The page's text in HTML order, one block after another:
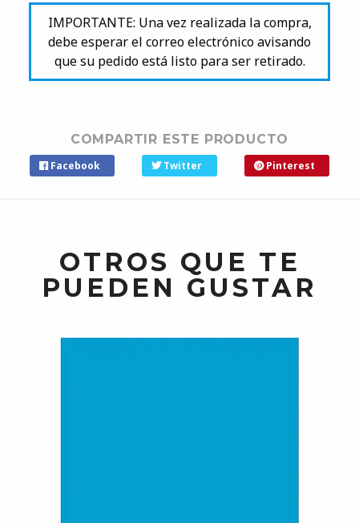
IMPORTANTE: Una vez realizada la compra,
debe esperar el correo electrónico avisando
que su pedido está listo para ser retirado.
COMPARTIR ESTE PRODUCTO
Facebook Twitter Pinterest
OTROS QUE TE
PUEDEN GUSTAR